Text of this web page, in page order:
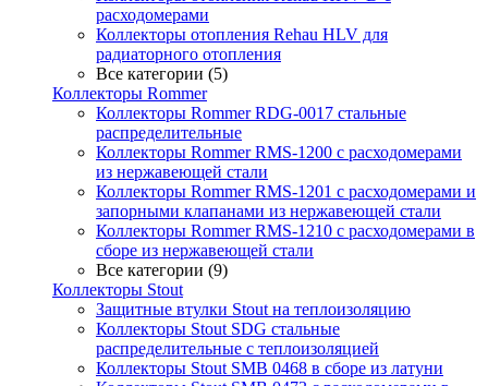
расходомерами
Коллекторы отопления Rehau HLV для
радиаторного отопления
Все категории (5)
Коллекторы Rommer
Коллекторы Rommer RDG-0017 стальные
распределительные
Коллекторы Rommer RMS-1200 с расходомерами
из нержавеющей стали
Коллекторы Rommer RMS-1201 с расходомерами и
запорными клапанами из нержавеющей стали
Коллекторы Rommer RMS-1210 с расходомерами в
сборе из нержавеющей стали
Все категории (9)
Коллекторы Stout
Защитные втулки Stout на теплоизоляцию
Коллекторы Stout SDG стальные
распределительные с теплоизоляцией
Коллекторы Stout SMB 0468 в сборе из латуни